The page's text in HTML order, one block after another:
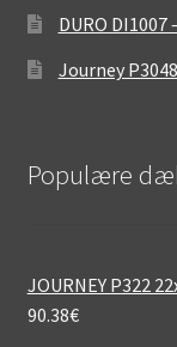
DURO
Journey
Populære
JOURNEY P322
90.38€